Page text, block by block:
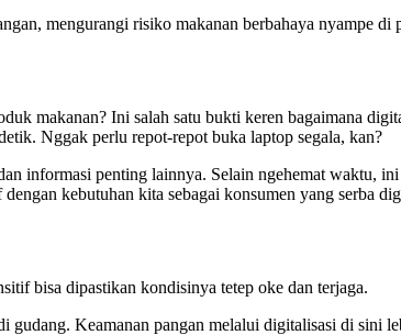
mengurangi risiko makanan berbahaya nyampe di
makanan? Ini salah satu bukti keren bagaimana
Nggak perlu repot-repot buka laptop segala, kan?
informasi penting lainnya. Selain ngehemat waktu,
kebutuhan kita sebagai konsumen yang serba
bisa dipastikan kondisinya tetep oke dan terjaga.
gudang. Keamanan pangan melalui digitalisasi di sini